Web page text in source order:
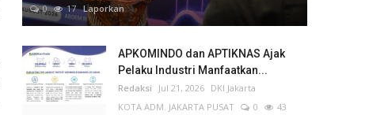
0
17Laporkan
APKOMINDO dan APTIKNAS Ajak
Pelaku Industri Manfaatkan...
Redaksi Jul 21, 2026 DKI Jakarta
KOTA ADM. JAKARTA PUSAT
0
43